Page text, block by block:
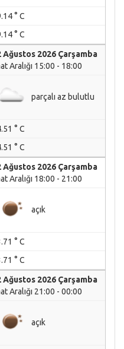
° C
° C
Ağustos 2026 Çarşamba
Aralığı 15:00 - 18:00
parçalı az bulutlu
° C
° C
Ağustos 2026 Çarşamba
Aralığı 18:00 - 21:00
açık
° C
° C
Ağustos 2026 Çarşamba
Aralığı 21:00 - 00:00
açık